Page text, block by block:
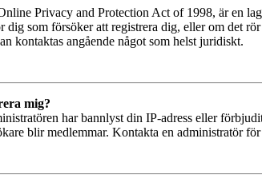
Privacy and Protection Act of 1998, är en
dig som försöker att registrera dig, eller om det
kontaktas angående något som helst juridiskt.
mig?
har bannlyst din IP-adress eller
blir medlemmar. Kontakta en administratör